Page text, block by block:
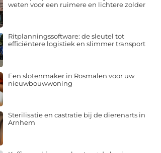
weten voor een ruimere en lichtere zolder
Ritplanningssoftware: de sleutel tot
efficiëntere logistiek en slimmer transport
Een slotenmaker in Rosmalen voor uw
nieuwbouwwoning
Sterilisatie en castratie bij de dierenarts in
Arnhem